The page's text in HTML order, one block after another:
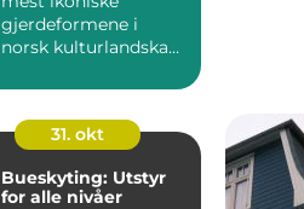
gjerdeformene i
norsk kulturlandskap.
31. okt
Bueskyting: Utstyr
for alle nivåer